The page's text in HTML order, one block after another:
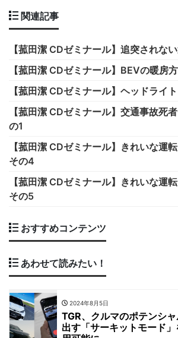
関連記事
【菰田潔 CDゼミナール】追突されな
【菰田潔 CDゼミナール】BEVの暖房
【菰田潔 CDゼミナール】ヘッドライ
【菰田潔 CDゼミナール】交通事故死
の1
【菰田潔 CDゼミナール】きれいな運
その4
【菰田潔 CDゼミナール】きれいな運
その5
おすすめコンテンツ
あわせて読みたい！
2024年8月5日
TGR、クルマのポテンシ
出す「サーキットモード